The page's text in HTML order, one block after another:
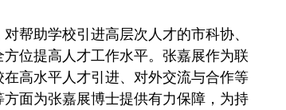
帮助学校引进高层次人才的市科协、
位提高人才工作水平。张嘉展作为联
高水平人才引进、对外交流与合作等
面为张嘉展博士提供有力保障，为持